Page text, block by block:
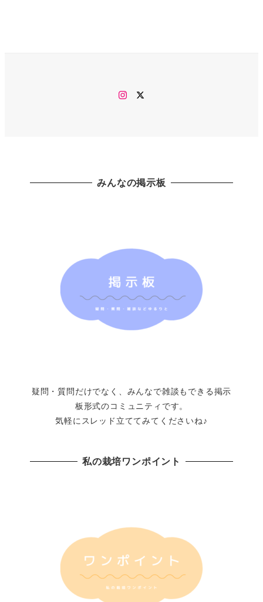
Instagram
みんなの掲示板
疑問・質問だけでなく、みんなで雑談もできる掲示
板形式のコミュニティです。
気軽にスレッド立ててみてくださいね♪
私の栽培ワンポイント